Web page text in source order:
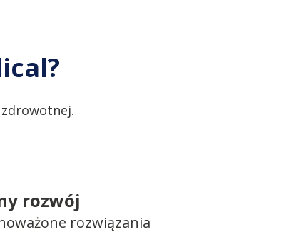
rozwój
rozwiązania